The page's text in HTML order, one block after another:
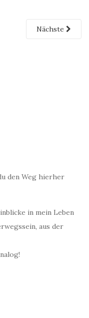
Nächste
den Weg hierher
in mein Leben
aus der